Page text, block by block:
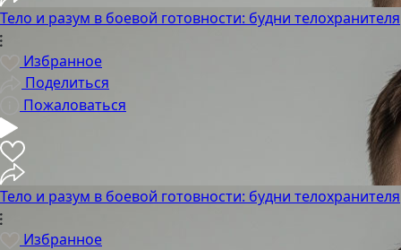
Тело и разум в боевой готовности: будни телохранителя
Избранное
Поделиться
Пожаловаться
Тело и разум в боевой готовности: будни телохранителя
Избранное